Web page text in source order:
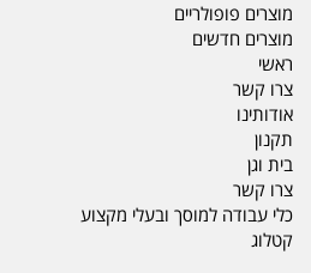
מוצרים פופולריים
מוצרים חדשים
ראשי
צרו קשר
אודותינו
תקנון
בית וגן
צרו קשר
כלי עבודה למוסך ובעלי מקצוע
קטלוג